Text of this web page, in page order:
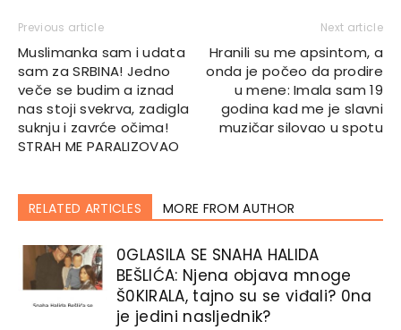
Previous article
Muslimanka sam i udata
sam za SRBINA! Jedno
veče se budim a iznad
nas stoji svekrva, zadigla
suknju i zavrće očima!
STRAH ME PARALIZOVAO
Next article
Hranili su me apsintom, a
onda je počeo da prodire
u mene: Imala sam 19
godina kad me je slavni
muzičar silovao u spotu
RELATED ARTICLES MORE FROM AUTHOR
0GLASlLA SE SNAHA HALlDA
BEŠLlĆA: Njena objava mnoge
Š0KIRALA, tajno su se viđali? 0na
je jedini nasljednik?